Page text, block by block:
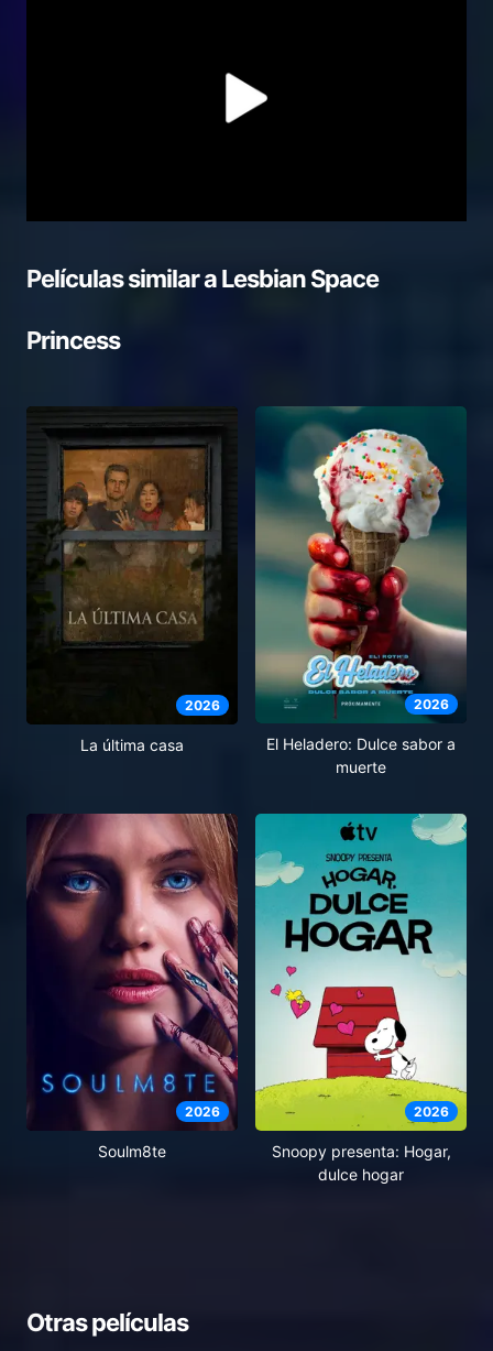
Películas similar aLesbian Space
Princess
2026
La última casa
2026
El Heladero: Dulce sabor a
muerte
2026
Soulm8te
2026
Snoopy presenta: Hogar,
dulce hogar
Otras películas